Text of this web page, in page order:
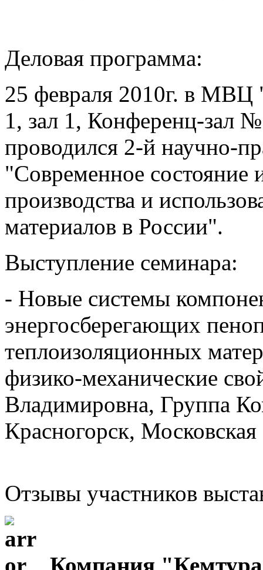
Деловая программа:
25 февраля 2010г. в МВЦ
1, зал 1, Конференц-зал
проводился 2-й научно-
"Современное состояние
производства и
материалов в России".
Выступление семинара:
- Новые системы
энергосберегающих
теплоизоляционных
физико-механические
Владимировна, Группа
Красногорск, Московская
Отзывы участников